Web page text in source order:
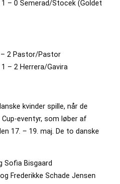
– 0 Semerad/Stocek (Goldet
2 Pastor/Pastor
– 2 Herrera/Gavira
kvinder spille, når de
eventyr, som løber af
17. – 19. maj. De to danske
Sofia Bisgaard
Frederikke Schade Jensen